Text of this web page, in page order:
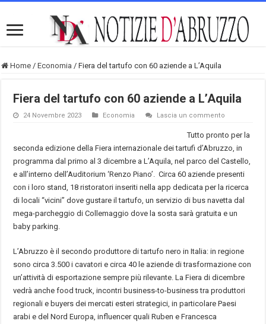
Home / Economia / Fiera del tartufo con 60 aziende a L’Aquila
Fiera del tartufo con 60 aziende a L’Aquila
24 Novembre 2023 Economia Lascia un commento
Tutto pronto per la
seconda edizione della Fiera internazionale dei tartufi d’Abruzzo, in
programma dal primo al 3 dicembre a L’Aquila, nel parco del Castello,
e all’interno dell’Auditorium ‘Renzo Piano’. Circa 60 aziende presenti
con i loro stand, 18 ristoratori inseriti nella app dedicata per la ricerca
di locali “vicini” dove gustare il tartufo, un servizio di bus navetta dal
mega-parcheggio di Collemaggio dove la sosta sarà gratuita e un
baby parking.
L’Abruzzo è il secondo produttore di tartufo nero in Italia: in regione
sono circa 3.500 i cavatori e circa 40 le aziende di trasformazione con
un’attività di esportazione sempre più rilevante. La Fiera di dicembre
vedrà anche food truck, incontri business-to-business tra produttori
regionali e buyers dei mercati esteri strategici, in particolare Paesi
arabi e del Nord Europa, influencer quali Ruben e Francesca